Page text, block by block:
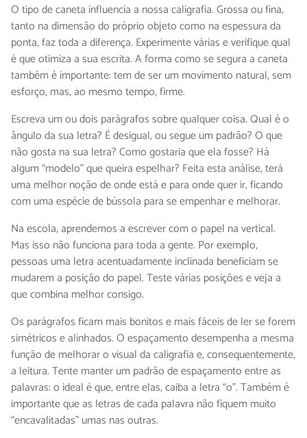
O tipo de caneta influencia a nossa caligrafia. Grossa ou fina,
tanto na dimensão do próprio objeto como na espessura da
ponta, faz toda a diferença. Experimente várias e verifique qual
é que otimiza a sua escrita. A forma como se segura a caneta
também é importante: tem de ser um movimento natural, sem
esforço, mas, ao mesmo tempo, firme.
Escreva um ou dois parágrafos sobre qualquer coisa. Qual é o
ângulo da sua letra? É desigual, ou segue um padrão? O que
não gosta na sua letra? Como gostaria que ela fosse? Há
algum “modelo” que queira espelhar? Feita esta análise, terá
uma melhor noção de onde está e para onde quer ir, ficando
com uma espécie de bússola para se empenhar e melhorar.
Na escola, aprendemos a escrever com o papel na vertical.
Mas isso não funciona para toda a gente. Por exemplo,
pessoas uma letra acentuadamente inclinada beneficiam se
mudarem a posição do papel. Teste várias posições e veja a
que combina melhor consigo.
Os parágrafos ficam mais bonitos e mais fáceis de ler se forem
simétricos e alinhados. O espaçamento desempenha a mesma
função de melhorar o visual da caligrafia e, consequentemente,
a leitura. Tente manter um padrão de espaçamento entre as
palavras: o ideal é que, entre elas, caiba a letra “o”. Também é
importante que as letras de cada palavra não fiquem muito
“encavalitadas” umas nas outras.